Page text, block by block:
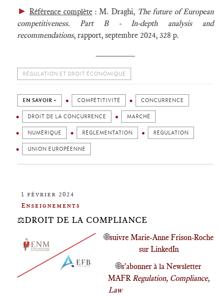
►Référence complète : M. Draghi, The future of European
competitiveness. Part B - In-depth analysis and
recommendations, rapport, septembre 2024, 328 p.
RÉGULATION ET DROIT ÉCONOMIQUE
EN SAVOIR + COMPÉTITIVITÉ CONCURRENCE
DROIT DE LA CONCURRENCE MARCHÉ
NUMÉRIQUE RÉGLEMENTATION RÉGULATION
UNION EUROPÉENNE
1 février 2024
Enseignements
⚖️DROIT DE LA COMPLIANCE
🌐suivre Marie-Anne Frison-Roche
sur LinkedIn
🌐s'abonner à la Newsletter
MAFR Regulation, Compliance,
Law